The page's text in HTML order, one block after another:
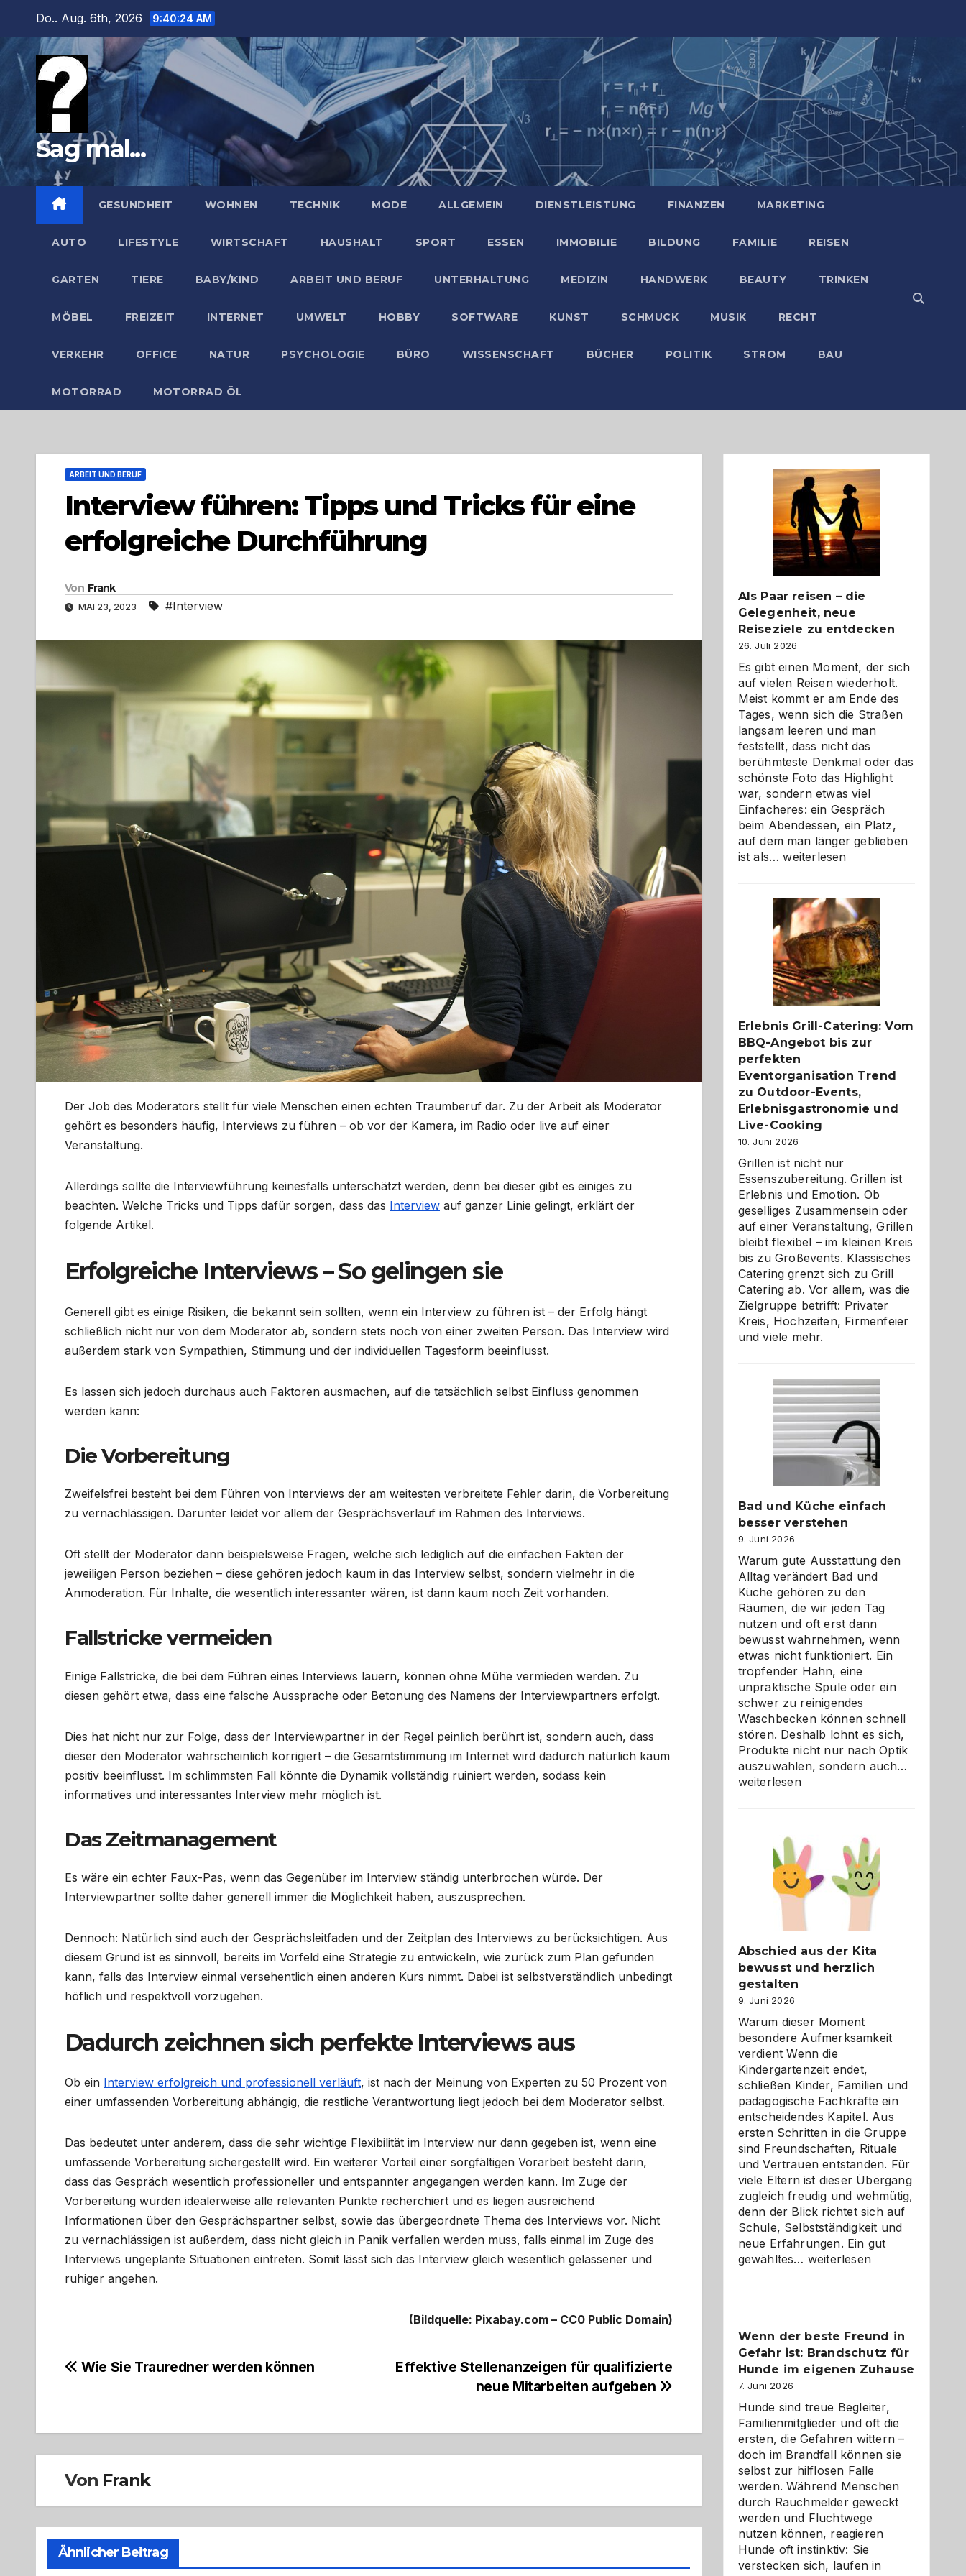
springen
Do.. Aug. 6th, 2026 9:40:26 AM
Sag mal...
GESUNDHEIT WOHNEN TECHNIK MODE ALLGEMEIN DIENSTLEISTUNG FINANZEN MARKETING
AUTO LIFESTYLE WIRTSCHAFT HAUSHALT SPORT ESSEN IMMOBILIE BILDUNG FAMILIE REISEN
GARTEN TIERE BABY/KIND ARBEIT UND BERUF UNTERHALTUNG MEDIZIN HANDWERK BEAUTY TRINKEN
MÖBEL FREIZEIT INTERNET UMWELT HOBBY SOFTWARE KUNST SCHMUCK MUSIK RECHT
VERKEHR OFFICE NATUR PSYCHOLOGIE BÜRO WISSENSCHAFT BÜCHER POLITIK STROM BAU
MOTORRAD MOTORRAD ÖL
ARBEIT UND BERUF
Interview führen: Tipps und Tricks für eine
erfolgreiche Durchführung
Von Frank
MAI 23, 2023 #Interview
Der Job des Moderators stellt für viele Menschen einen echten Traumberuf dar. Zu der Arbeit als Moderator
gehört es besonders häufig, Interviews zu führen – ob vor der Kamera, im Radio oder live auf einer
Veranstaltung.
Allerdings sollte die Interviewführung keinesfalls unterschätzt werden, denn bei dieser gibt es einiges zu
beachten. Welche Tricks und Tipps dafür sorgen, dass das Interview auf ganzer Linie gelingt, erklärt der
folgende Artikel.
Erfolgreiche Interviews – So gelingen sie
Generell gibt es einige Risiken, die bekannt sein sollten, wenn ein Interview zu führen ist – der Erfolg hängt
schließlich nicht nur von dem Moderator ab, sondern stets noch von einer zweiten Person. Das Interview wird
außerdem stark von Sympathien, Stimmung und der individuellen Tagesform beeinflusst.
Es lassen sich jedoch durchaus auch Faktoren ausmachen, auf die tatsächlich selbst Einfluss genommen
werden kann:
Die Vorbereitung
Zweifelsfrei besteht bei dem Führen von Interviews der am weitesten verbreitete Fehler darin, die Vorbereitung
zu vernachlässigen. Darunter leidet vor allem der Gesprächsverlauf im Rahmen des Interviews.
Oft stellt der Moderator dann beispielsweise Fragen, welche sich lediglich auf die einfachen Fakten der
jeweiligen Person beziehen – diese gehören jedoch kaum in das Interview selbst, sondern vielmehr in die
Anmoderation. Für Inhalte, die wesentlich interessanter wären, ist dann kaum noch Zeit vorhanden.
Fallstricke vermeiden
Einige Fallstricke, die bei dem Führen eines Interviews lauern, können ohne Mühe vermieden werden. Zu
diesen gehört etwa, dass eine falsche Aussprache oder Betonung des Namens der Interviewpartners erfolgt.
Dies hat nicht nur zur Folge, dass der Interviewpartner in der Regel peinlich berührt ist, sondern auch, dass
dieser den Moderator wahrscheinlich korrigiert – die Gesamtstimmung im Internet wird dadurch natürlich kaum
positiv beeinflusst. Im schlimmsten Fall könnte die Dynamik vollständig ruiniert werden, sodass kein
informatives und interessantes Interview mehr möglich ist.
Das Zeitmanagement
Es wäre ein echter Faux-Pas, wenn das Gegenüber im Interview ständig unterbrochen würde. Der
Interviewpartner sollte daher generell immer die Möglichkeit haben, auszusprechen.
Dennoch: Natürlich sind auch der Gesprächsleitfaden und der Zeitplan des Interviews zu berücksichtigen. Aus
diesem Grund ist es sinnvoll, bereits im Vorfeld eine Strategie zu entwickeln, wie zurück zum Plan gefunden
kann, falls das Interview einmal versehentlich einen anderen Kurs nimmt. Dabei ist selbstverständlich unbedingt
höflich und respektvoll vorzugehen.
Dadurch zeichnen sich perfekte Interviews aus
Ob ein Interview erfolgreich und professionell verläuft, ist nach der Meinung von Experten zu 50 Prozent von
einer umfassenden Vorbereitung abhängig, die restliche Verantwortung liegt jedoch bei dem Moderator selbst.
Das bedeutet unter anderem, dass die sehr wichtige Flexibilität im Interview nur dann gegeben ist, wenn eine
umfassende Vorbereitung sichergestellt wird. Ein weiterer Vorteil einer sorgfältigen Vorarbeit besteht darin,
dass das Gespräch wesentlich professioneller und entspannter angegangen werden kann. Im Zuge der
Vorbereitung wurden idealerweise alle relevanten Punkte recherchiert und es liegen ausreichend
Informationen über den Gesprächspartner selbst, sowie das übergeordnete Thema des Interviews vor. Nicht
zu vernachlässigen ist außerdem, dass nicht gleich in Panik verfallen werden muss, falls einmal im Zuge des
Interviews ungeplante Situationen eintreten. Somit lässt sich das Interview gleich wesentlich gelassener und
ruhiger angehen.
(Bildquelle: Pixabay.com – CC0 Public Domain)
Beitragsnavigation
Effektive Stellenanzeigen für qualifizierte
neue Mitarbeiten aufgeben
Wie Sie Trauredner werden können
Von Frank
Ähnlicher Beitrag
Als Paar reisen – die
Gelegenheit, neue
Reiseziele zu entdecken
26. Juli 2026
Es gibt einen Moment, der sich
auf vielen Reisen wiederholt.
Meist kommt er am Ende des
Tages, wenn sich die Straßen
langsam leeren und man
feststellt, dass nicht das
berühmteste Denkmal oder das
schönste Foto das Highlight
war, sondern etwas viel
Einfacheres: ein Gespräch
beim Abendessen, ein Platz,
auf dem man länger geblieben
ist als…Als
die
Gelegenheit,
neue
Reiseziele
zu
entdecken
weiterlesen
Erlebnis Grill-Catering: Vom
BBQ-Angebot bis zur
perfekten
Eventorganisation Trend
zu Outdoor-Events,
Erlebnisgastronomie und
Live-Cooking
10. Juni 2026
Grillen ist nicht nur
Essenszubereitung. Grillen ist
Erlebnis und Emotion. Ob
geselliges Zusammensein oder
auf einer Veranstaltung, Grillen
bleibt flexibel – im kleinen Kreis
bis zu Großevents. Klassisches
Catering grenzt sich zu Grill
Catering ab. Vor allem, was die
Zielgruppe betrifft: Privater
Kreis, Hochzeiten, Firmenfeier
und viele mehr.
Bad und Küche einfach
besser verstehen
9. Juni 2026
Warum gute Ausstattung den
Alltag verändert Bad und
Küche gehören zu den
Räumen, die wir jeden Tag
nutzen und oft erst dann
bewusst wahrnehmen, wenn
etwas nicht funktioniert. Ein
tropfender Hahn, eine
unpraktische Spüle oder ein
schwer zu reinigendes
Waschbecken können schnell
stören. Deshalb lohnt es sich,
Produkte nicht nur nach Optik
auszuwählen, sondern auch…
weiterlesen
Abschied aus der Kita
bewusst und herzlich
gestalten
9. Juni 2026
Warum dieser Moment
besondere Aufmerksamkeit
verdient Wenn die
Kindergartenzeit endet,
schließen Kinder, Familien und
pädagogische Fachkräfte ein
entscheidendes Kapitel. Aus
ersten Schritten in die Gruppe
sind Freundschaften, Rituale
und Vertrauen entstanden. Für
viele Eltern ist dieser Übergang
zugleich freudig und wehmütig,
denn der Blick richtet sich auf
Schule, Selbstständigkeit und
neue Erfahrungen. Ein gut
gewähltes… Abschied
und
herzlich
gestalten
weiterlesen
Wenn der beste Freund in
Gefahr ist: Brandschutz für
Hunde im eigenen Zuhause
7. Juni 2026
Hunde sind treue Begleiter,
Familienmitglieder und oft die
ersten, die Gefahren wittern –
doch im Brandfall können sie
selbst zur hilflosen Falle
werden. Während Menschen
durch Rauchmelder geweckt
werden und Fluchtwege
nutzen können, reagieren
Hunde oft instinktiv: Sie
verstecken sich, laufen in